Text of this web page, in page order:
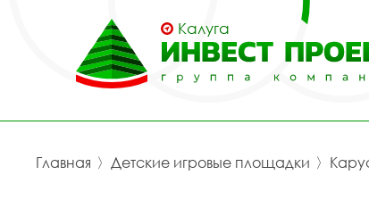
Калуга
Главная 〉 Детские игровые площадки 〉